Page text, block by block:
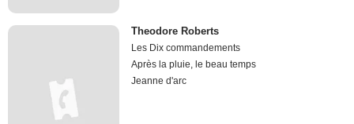
Theodore Roberts
Les Dix commandements
Après la pluie, le beau temps
Jeanne d'arc